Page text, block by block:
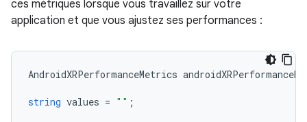
ces métriques lorsque vous travaillez sur votre
application et que vous ajustez ses performances :
AndroidXRPerformanceMetrics
string values = "" ;